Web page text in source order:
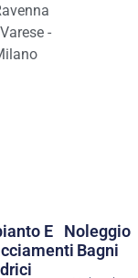
-
E
Noleggio
Bagni